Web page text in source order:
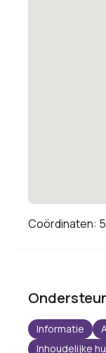
Coördinaten:
Informatie
Inhoudelijke